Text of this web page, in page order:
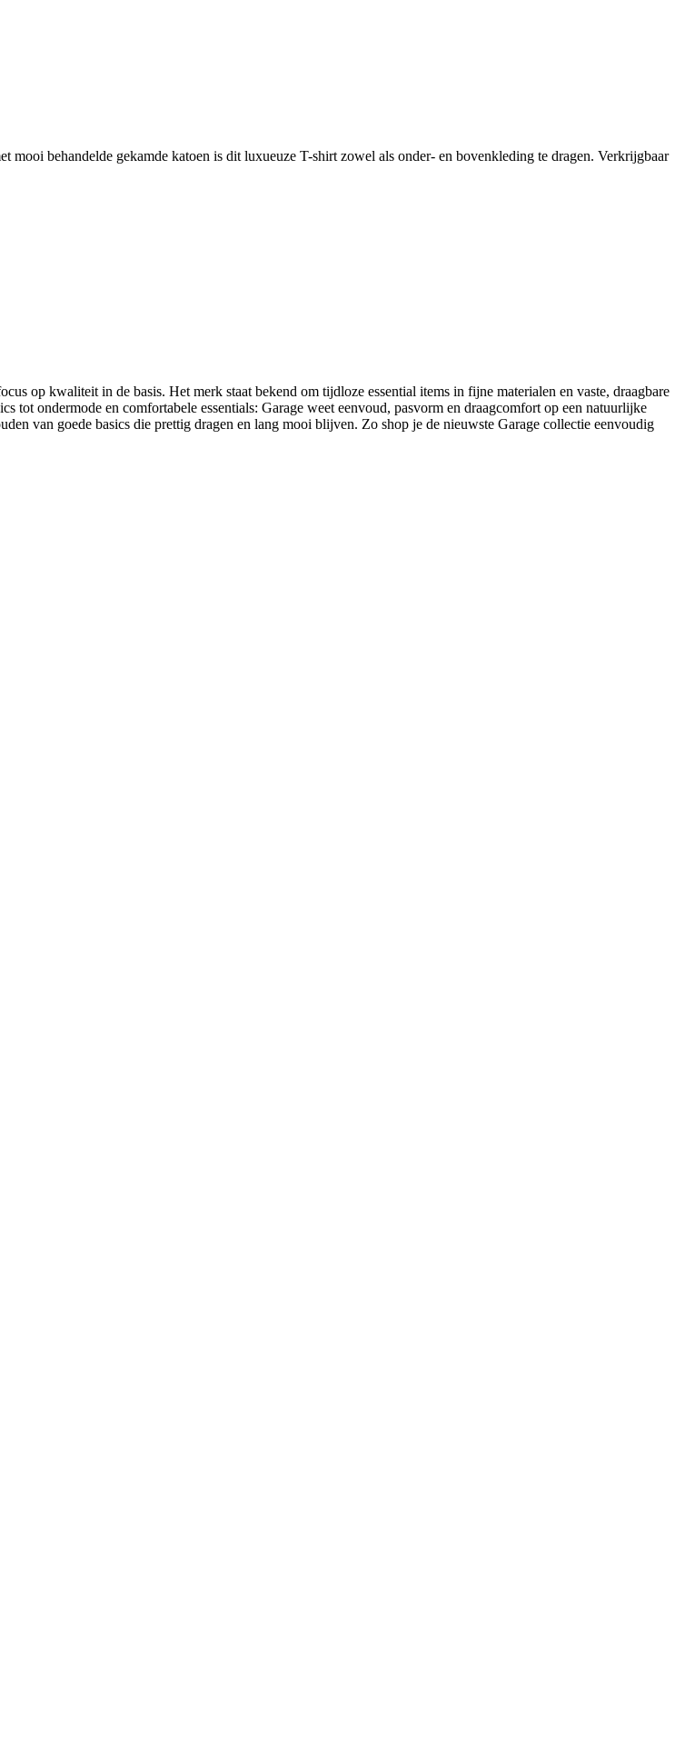
behandelde gekamde katoen is dit luxueuze T-shirt zowel als onder- en bovenkleding te dragen. Verkrijgbaar
op kwaliteit in de basis. Het merk staat bekend om tijdloze essential items in fijne materialen en vaste, draagbare
tot ondermode en comfortabele essentials: Garage weet eenvoud, pasvorm en draagcomfort op een natuurlijke
van goede basics die prettig dragen en lang mooi blijven. Zo shop je de nieuwste Garage collectie eenvoudig